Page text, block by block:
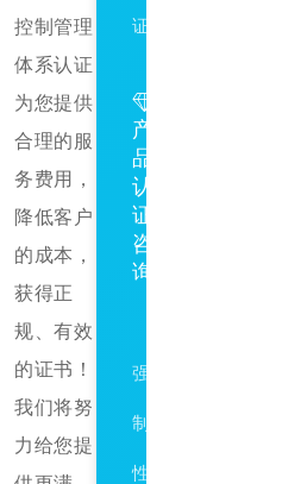
控制管理
体系认证
为您提供
合理的服
务费用，
降低客户
的成本，
获得正
规、有效
的证书！
我们将努
力给您提
证
产
品
认
证
咨
询
强
制
性